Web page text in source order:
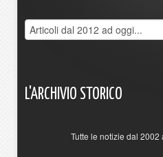
L'ARCHIVIO STORICO
Tutte le notizie dal 2002